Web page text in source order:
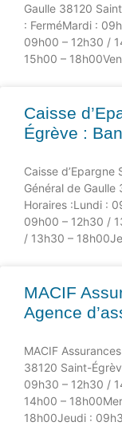
Gaulle 38120
: FerméMardi :
09h00 – 12h30 /
15h00 –
Caisse
Égrève :
Caisse
Général de
Horaires :Lundi :
09h00 – 12h30 /
/ 13h30 –
MACIF
Agence
MACIF
38120 Saint-
09h30 – 12h30 /
14h00 –
18h00Jeudi :